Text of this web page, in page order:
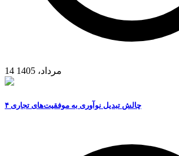
14 مرداد، 1405
۴ چالش تبدیل نوآوری به موفقیت‌های تجاری